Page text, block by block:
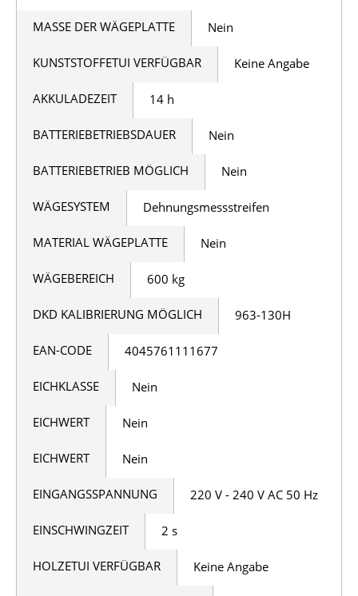
MASSE DER WÄGEPLATTE Nein
KUNSTSTOFFETUI VERFÜGBAR Keine Angabe
AKKULADEZEIT 14 h
BATTERIEBETRIEBSDAUER Nein
BATTERIEBETRIEB MÖGLICH Nein
WÄGESYSTEM Dehnungsmessstreifen
MATERIAL WÄGEPLATTE Nein
WÄGEBEREICH 600 kg
DKD KALIBRIERUNG MÖGLICH 963-130H
EAN-CODE 4045761111677
EICHKLASSE Nein
EICHWERT Nein
EICHWERT Nein
EINGANGSSPANNUNG 220 V - 240 V AC 50 Hz
EINSCHWINGZEIT 2 s
HOLZETUI VERFÜGBAR Keine Angabe